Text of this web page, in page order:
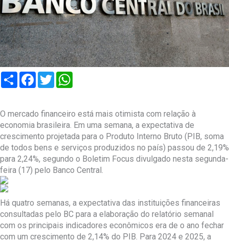
Compartilhar
Facebook
Twitter
O mercado financeiro está mais otimista com relação à
economia brasileira. Em uma semana, a expectativa de
crescimento projetada para o Produto Interno Bruto (PIB, soma
de todos bens e serviços produzidos no país) passou de 2,19%
para 2,24%, segundo o Boletim Focus divulgado nesta segunda-
feira (17) pelo Banco Central.
Há quatro semanas, a expectativa das instituições financeiras
consultadas pelo BC para a elaboração do relatório semanal
com os principais indicadores econômicos era de o ano fechar
com um crescimento de 2,14% do PIB. Para 2024 e 2025, a